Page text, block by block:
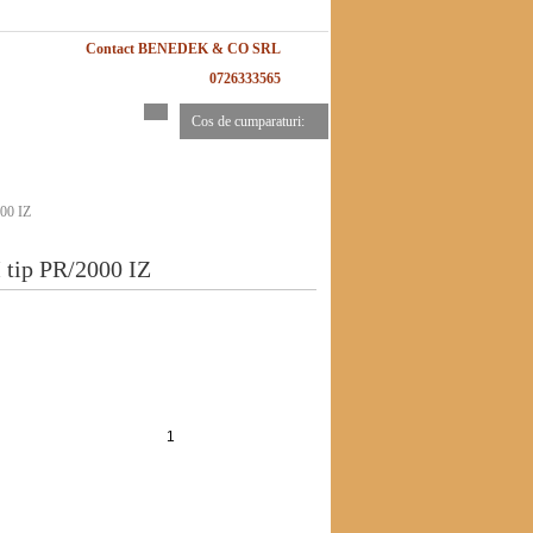
Contact BENEDEK & CO SRL
0726333565
Cos de cumparaturi:
IZ
tip PR/2000 IZ